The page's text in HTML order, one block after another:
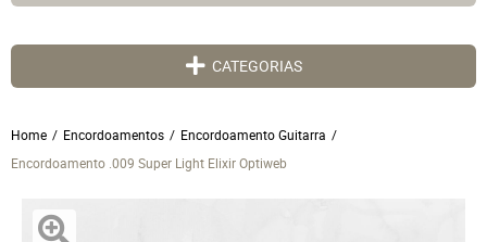
CATEGORIAS
Home Encordoamentos
Encordoamento Guitarra
Encordoamento .009 Super Light Elixir Optiweb